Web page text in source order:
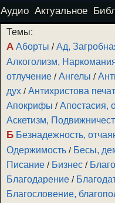
Аудио Актуальное
Темы:
А Аборты /Ад,
Алкоголизм,
отлучение /Ангелы /
дух /Антихристова
Апокрифы /Апостасия,
Аскетизм,
Б Безнадежность,
Одержимость / Бесы,
Писание / Бизнес /
Благодарение /
Благословение,